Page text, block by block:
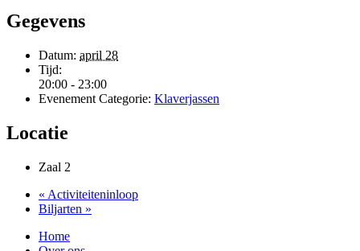
Gegevens
Datum: april 28
Tijd:
20:00 - 23:00
Evenement Categorie: Klaverjassen
Locatie
Zaal 2
« Activiteiteninloop
Biljarten »
Home